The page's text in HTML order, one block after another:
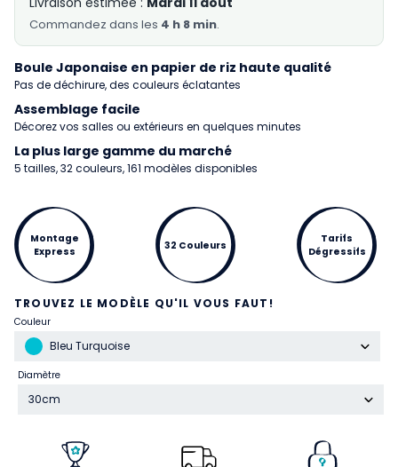
Boule Japonaise en papier de riz haute qualité
Pas de déchirure, des couleurs éclatantes
Assemblage facile
Décorez vos salles ou extérieurs en quelques minutes
La plus large gamme du marché
5 tailles, 32 couleurs, 161 modèles disponibles
TROUVEZ LE MODÈLE QU'IL VOUS FAUT!
Couleur
Bleu Turquoise
Diamètre
30cm
Commandez dans les 4 h 8 min.
Montage
Express
32 Couleurs
Tarifs
Dégressifs